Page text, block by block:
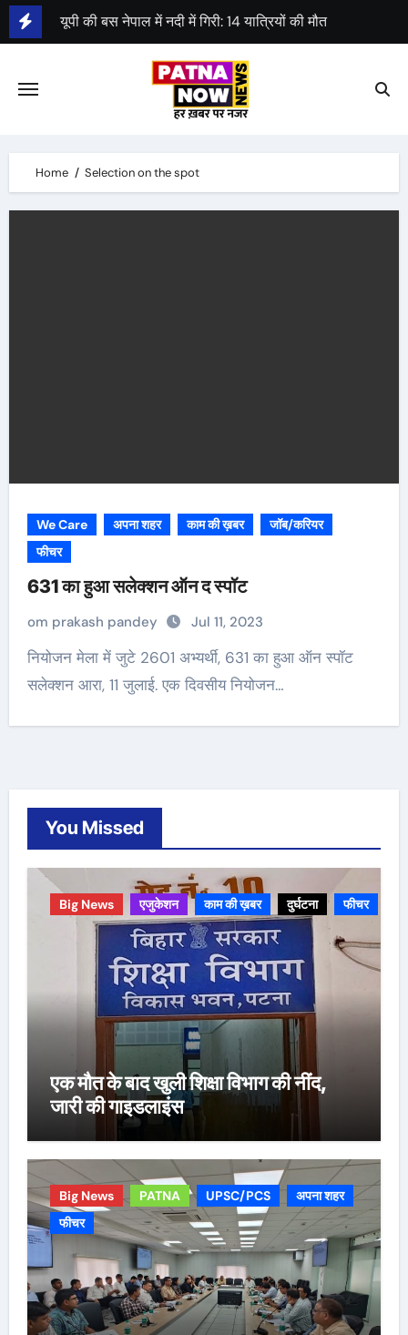
Skip
to
यूपी की बस नेपाल में नदी में गिरी: 14 यात्रियों की मौत
पहला स्पेस-डे आज, एक साल पहले चंद्रयान लैंड हुआ था
श्याम रजक ने राजद से दिया इस्तीफा
Home Selection on the spot
We Care अपना शहर काम की ख़बर
जॉब/करियर
फीचर
631 का हुआ सलेक्शन ऑन द स्पॉट
om prakash pandey Jul 11, 2023
नियोजन मेला में जुटे 2601 अभ्यर्थी, 631 का हुआ ऑन स्पॉट
सलेक्शन आरा, 11 जुलाई. एक दिवसीय नियोजन…
You Missed
Big News एजुकेशन काम की ख़बर दुर्घटना फीचर
एक मौत के बाद खुली शिक्षा विभाग की नींद,
जारी की गाइडलाइंस
Big News PATNA UPSC/PCS
अपना शहर
फीचर